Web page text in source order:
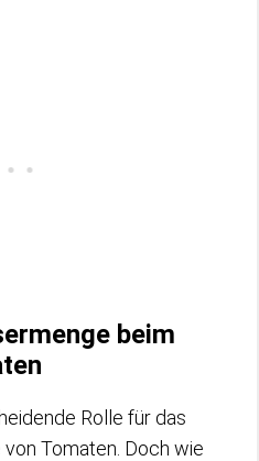
beim
Rolle für das
Tomaten. Doch wie